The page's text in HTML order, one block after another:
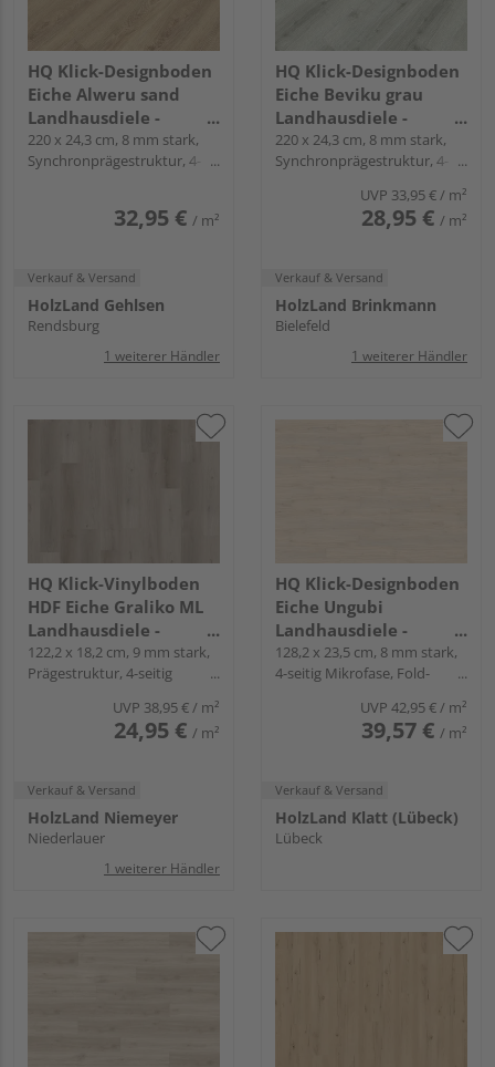
HQ Klick-Designboden
Eiche Alweru sand
Landhausdiele -
Piadesa ADVANCE
220 x 24,3 cm, 8 mm stark,
Synchronprägestruktur, 4-
32,95 € / m²
Verkauf & Versand
HolzLand Gehlsen
Rendsburg
1 weiterer Händler
HQ Klick-Designboden
Eiche Beviku grau
Landhausdiele -
Piadesa ADVANCE
220 x 24,3 cm, 8 mm stark,
Synchronprägestruktur, 4-
UVP 33,95 €/ m²
28,95 € / m²
Verkauf & Versand
HolzLand Brinkmann
Bielefeld
1 weiterer Händler
HQ Klick-Vinylboden
HDF Eiche Graliko ML
Landhausdiele -
24mal3
122,2 x 18,2 cm, 9 mm stark,
Prägestruktur, 4-seitig
UVP 38,95 €/ m²
24,95 € / m²
Verkauf & Versand
HolzLand Niemeyer
Niederlauer
1 weiterer Händler
HQ Klick-Designboden
Eiche Ungubi
Landhausdiele -
Piadesa CLEVER PLUS
128,2 x 23,5 cm, 8 mm stark,
4-seitig Mikrofase, Fold-
UVP 42,95 €/ m²
39,57 € / m²
Verkauf & Versand
HolzLand Klatt (Lübeck)
Lübeck